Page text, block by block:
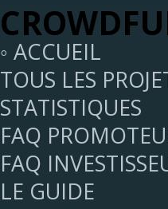
◦ ACCUEIL
TOUS LES
STATISTIQUES
FAQ
FAQ
LE GUIDE